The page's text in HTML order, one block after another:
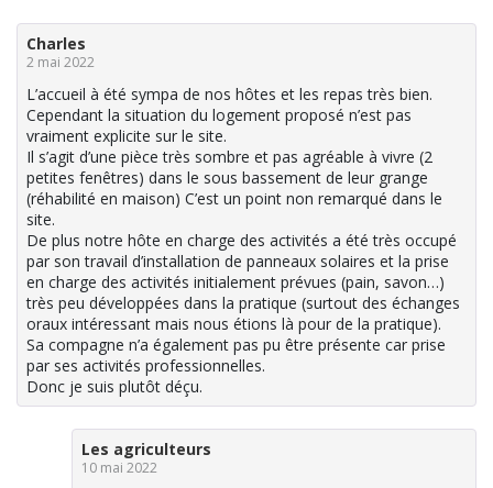
Charles
2 mai 2022
L’accueil à été sympa de nos hôtes et les repas très bien.
Cependant la situation du logement proposé n’est pas
vraiment explicite sur le site.
Il s’agit d’une pièce très sombre et pas agréable à vivre (2
petites fenêtres) dans le sous bassement de leur grange
(réhabilité en maison) C’est un point non remarqué dans le
site.
De plus notre hôte en charge des activités a été très occupé
par son travail d’installation de panneaux solaires et la prise
en charge des activités initialement prévues (pain, savon…)
très peu développées dans la pratique (surtout des échanges
oraux intéressant mais nous étions là pour de la pratique).
Sa compagne n’a également pas pu être présente car prise
par ses activités professionnelles.
Donc je suis plutôt déçu.
Les agriculteurs
10 mai 2022